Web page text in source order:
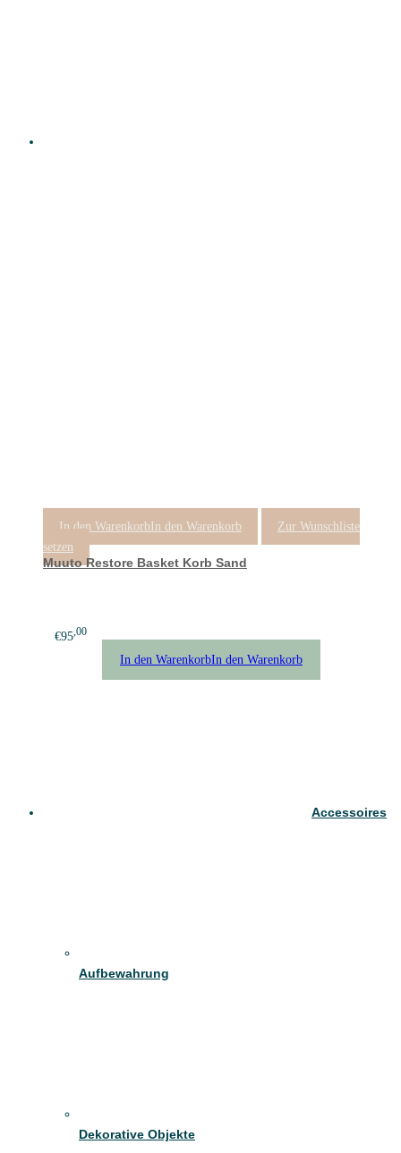
In den Warenkorb In den Warenkorb
Zur Wunschliste
setzen
Muuto Restore Basket Korb Sand
€95,00
In den WarenkorbIn den Warenkorb
Accessoires
Aufbewahrung
Dekorative Objekte